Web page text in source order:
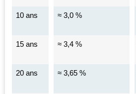
10 ans ≈ 3,0 %
15 ans ≈ 3,4 %
20 ans ≈ 3,65 %